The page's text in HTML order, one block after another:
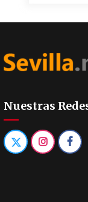
Nuestras